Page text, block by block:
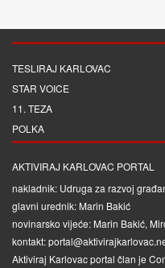
TESLIRAJ KARLOVAC
STAR VOICE
11. TEZA
POLKA
AKTIVIRAJ KARLOVAC PORTAL
nakladnik: Udruga za razvoj
glavni urednik: Marin Bakić
novinarsko vijeće: Marin Bakić,
kontakt:
Aktiviraj Karlovac portal član je